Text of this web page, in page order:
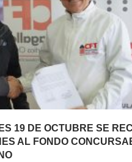
19 DE OCTUBRE SE
AL FONDO